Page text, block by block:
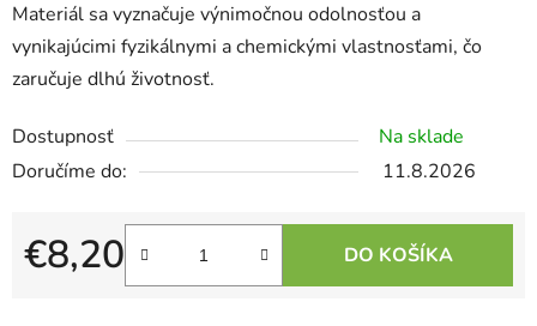
Materiál sa vyznačuje výnimočnou odolnosťou a
vynikajúcimi fyzikálnymi a chemickými vlastnosťami, čo
zaručuje dlhú životnosť.
Dostupnosť
Na sklade
11.8.2026
€8,20
Jednotková cena:
DO KOŠÍKA